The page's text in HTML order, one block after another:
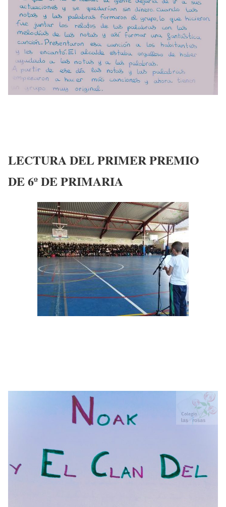
LECTURA DEL PRIMER PREMIO
DE 6º DE PRIMARIA